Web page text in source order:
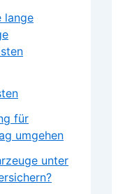
lange
für
umgehen
unter